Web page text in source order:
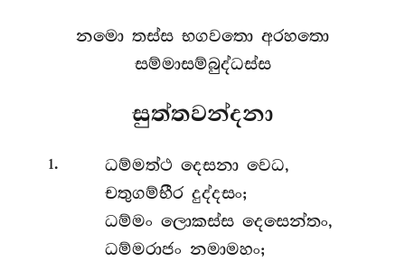
නමො තස්ස භගවතො අරහතො
සම්මාසම්බුද්ධස්ස
සුත්තවන්දනා
1. ධම්මත්ථ දෙසනා වෙධ,
චතුගම්භීර දුද්දසං;
ධම්මං ලොකස්ස දෙසෙන්තං,
ධම්මරාජං නමාමහං;